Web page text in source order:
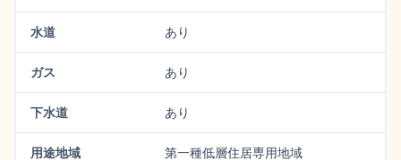
水道 あり
ガス あり
下水道 あり
用途地域 第一種低層住居専用地域